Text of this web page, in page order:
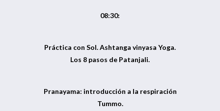
08:30:
Práctica con Sol. Ashtanga vinyasa Yoga.
Los 8 pasos de Patanjali.
Pranayama: introducción a la respiración
Tummo.